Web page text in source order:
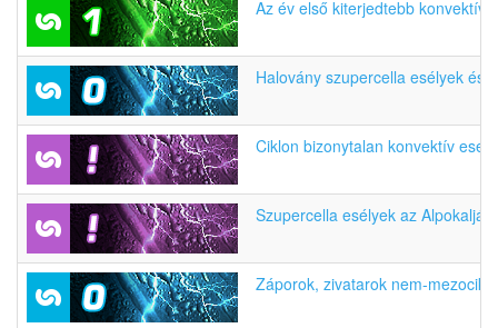
Az év első kiterjedtebb konvektív
Halovány szupercella esélyek
Ciklon bizonytalan konvektív
Szupercella esélyek az Alpokalján
Záporok, zivatarok nem-